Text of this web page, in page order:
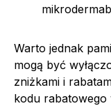
Warto jednak
mogą być
zniżkami i
kodu rabatowego